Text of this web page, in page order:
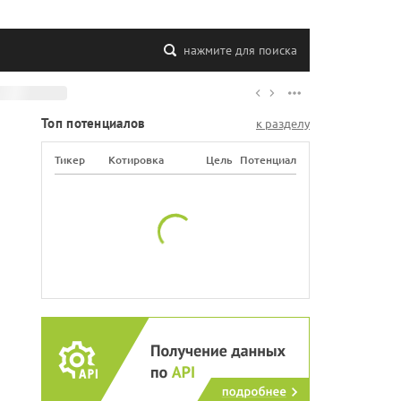
нажмите для поиска
Топ потенциалов к разделу
Тикер Котировка Цель Потенциал